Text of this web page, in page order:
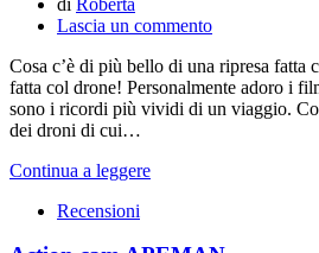
Lascia un commento
Cosa c’è di più bello di una ripresa fatta
fatta col drone! Personalmente adoro i
sono i ricordi più vividi di un viaggio.
dei droni di cui…
Continua a leggere
Recensioni